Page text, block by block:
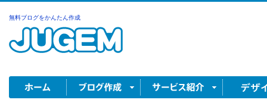
無料ブログをかんたん作成